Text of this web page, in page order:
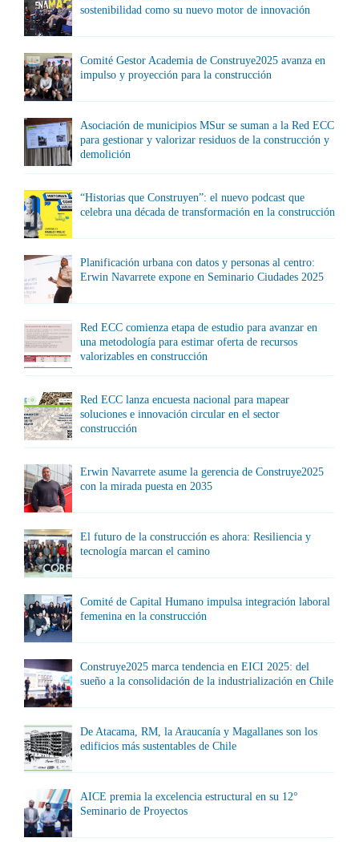
sostenibilidad como su nuevo motor de innovación
Comité Gestor Academia de Construye2025 avanza en
impulso y proyección para la construcción
Asociación de municipios MSur se suman a la Red ECC
para gestionar y valorizar residuos de la construcción y
demolición
“Historias que Construyen”: el nuevo podcast que
celebra una década de transformación en la construcción
Planificación urbana con datos y personas al centro:
Erwin Navarrete expone en Seminario Ciudades 2025
Red ECC comienza etapa de estudio para avanzar en
una metodología para estimar oferta de recursos
valorizables en construcción
Red ECC lanza encuesta nacional para mapear
soluciones e innovación circular en el sector
construcción
Erwin Navarrete asume la gerencia de Construye2025
con la mirada puesta en 2035
El futuro de la construcción es ahora: Resiliencia y
tecnología marcan el camino
Comité de Capital Humano impulsa integración laboral
femenina en la construcción
Construye2025 marca tendencia en EICI 2025: del
sueño a la consolidación de la industrialización en Chile
De Atacama, RM, la Araucanía y Magallanes son los
edificios más sustentables de Chile
AICE premia la excelencia estructural en su 12°
Seminario de Proyectos